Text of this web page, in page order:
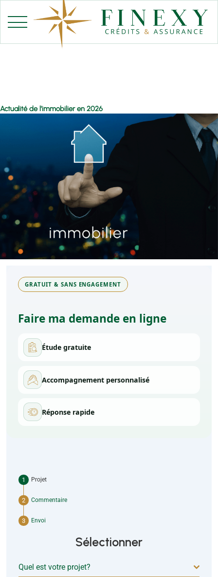
contenu
Actualité de l’immobilier en 2026
GRATUIT & SANS ENGAGEMENT
Faire ma demande en ligne
Étude gratuite
Accompagnement personnalisé
Réponse rapide
Projet
Commentaire
Envoi
Sélectionner
Quel est votre projet?